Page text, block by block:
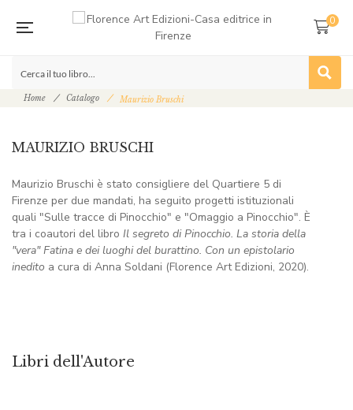
0
Home Catalogo Maurizio Bruschi
MAURIZIO BRUSCHI
Maurizio Bruschi è stato consigliere del Quartiere 5 di
Firenze per due mandati, ha seguito progetti istituzionali
quali "Sulle tracce di Pinocchio" e "Omaggio a Pinocchio". È
tra i coautori del libro Il segreto di Pinocchio. La storia della
"vera" Fatina e dei luoghi del burattino. Con un epistolario
inedito a cura di Anna Soldani (Florence Art Edizioni, 2020).
Libri dell'Autore